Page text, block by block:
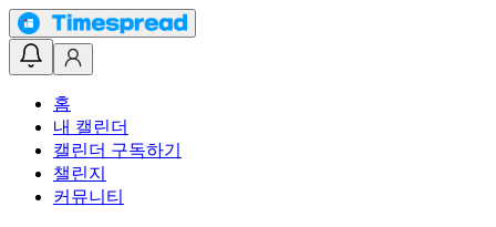
홈
내 캘린더
캘린더 구독하기
챌린지
커뮤니티